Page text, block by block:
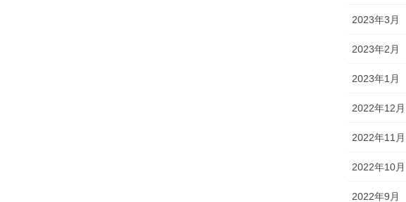
2023年3月
2023年2月
2023年1月
2022年12月
2022年11月
2022年10月
2022年9月